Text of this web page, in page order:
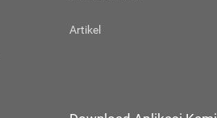
Artikel